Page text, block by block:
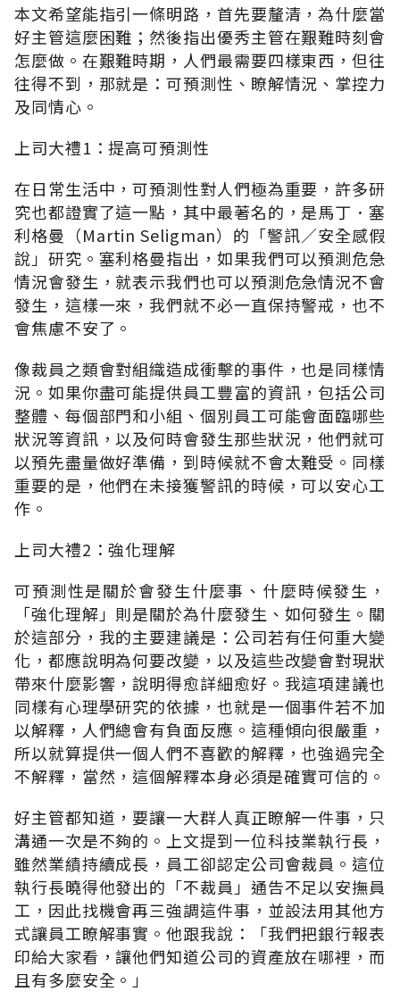
本文希望能指引一條明路，首先要釐清，為什麼當
好主管這麼困難；然後指出優秀主管在艱難時刻會
怎麼做。在艱難時期，人們最需要四樣東西，但往
往得不到，那就是：可預測性、瞭解情況、掌控力
及同情心。
上司大禮1：提高可預測性
在日常生活中，可預測性對人們極為重要，許多研
究也都證實了這一點，其中最著名的，是馬丁．塞
利格曼（Martin Seligman）的「警訊／安全感假
說」研究。塞利格曼指出，如果我們可以預測危急
情況會發生，就表示我們也可以預測危急情況不會
發生，這樣一來，我們就不必一直保持警戒，也不
會焦慮不安了。
像裁員之類會對組織造成衝擊的事件，也是同樣情
況。如果你盡可能提供員工豐富的資訊，包括公司
整體、每個部門和小組、個別員工可能會面臨哪些
狀況等資訊，以及何時會發生那些狀況，他們就可
以預先盡量做好準備，到時候就不會太難受。同樣
重要的是，他們在未接獲警訊的時候，可以安心工
作。
上司大禮2：強化理解
可預測性是關於會發生什麼事、什麼時候發生，
「強化理解」則是關於為什麼發生、如何發生。關
於這部分，我的主要建議是：公司若有任何重大變
化，都應說明為何要改變，以及這些改變會對現狀
帶來什麼影響，說明得愈詳細愈好。我這項建議也
同樣有心理學研究的依據，也就是一個事件若不加
以解釋，人們總會有負面反應。這種傾向很嚴重，
所以就算提供一個人們不喜歡的解釋，也強過完全
不解釋，當然，這個解釋本身必須是確實可信的。
好主管都知道，要讓一大群人真正瞭解一件事，只
溝通一次是不夠的。上文提到一位科技業執行長，
雖然業績持續成長，員工卻認定公司會裁員。這位
執行長曉得他發出的「不裁員」通告不足以安撫員
工，因此找機會再三強調這件事，並設法用其他方
式讓員工瞭解事實。他跟我說：「我們把銀行報表
印給大家看，讓他們知道公司的資產放在哪裡，而
且有多麼安全。」